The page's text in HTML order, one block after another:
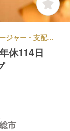
リゾートホテル, 旅館・温泉 | 宿泊部門 | マネージャー・支配人・副支配人・女将 | 伊東園ホテルズ 南国ホテル
休114日
市